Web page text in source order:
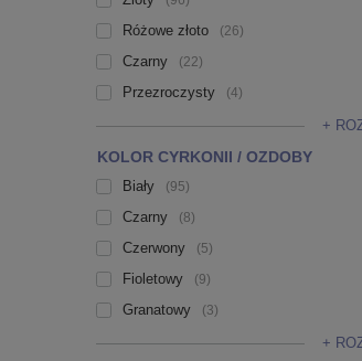
Różowe złoto 26
Czarny 22
Przezroczysty 4
+
KOLOR CYRKONII / OZDOBY
Biały 95
Czarny 8
Czerwony 5
Fioletowy 9
Granatowy 3
+